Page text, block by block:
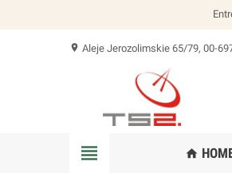
location_on Aleje Jerozolimskie 65/79, 00-
view_headline home